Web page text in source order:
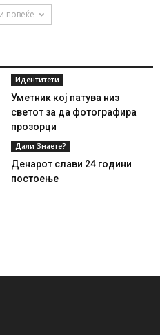
повеќе
Идентитети
Уметник кој патува низ
светот за да фотографира
прозорци
Дали Знаете?
Денарот слави 24 години
постоење